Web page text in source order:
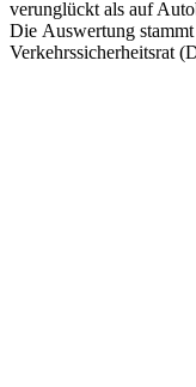
verunglückt als auf
Die Auswertung
Verkehrssicherheitsrat